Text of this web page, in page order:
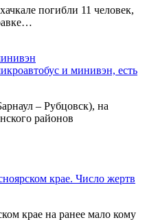
погибли 11 человек,
и минивэн, есть
– Рубцовск), на
районов
крае. Число жертв
крае на ранее мало кому